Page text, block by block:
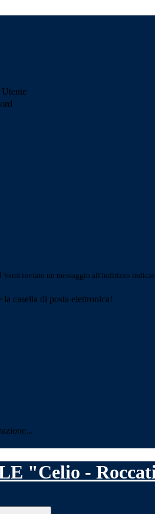
Verrà inviato un messaggio all'indirizzo
casella di posta elettronica!